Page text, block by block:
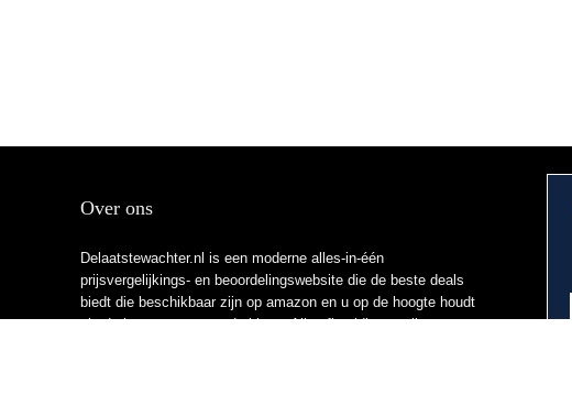
Over ons
Delaatstewachter.nl is een moderne alles-in-één
prijsvergelijkings- en beoordelingswebsite die de beste deals
biedt die beschikbaar zijn op amazon en u op de hoogte houdt
via de laatst toegevoegde blogs. Alle afbeeldingen zijn